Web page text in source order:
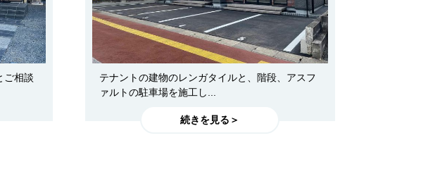
ご相談
テナントの建物のレンガタイルと、階段、アスフ
ァルトの駐車場を施工し...
続きを見る＞